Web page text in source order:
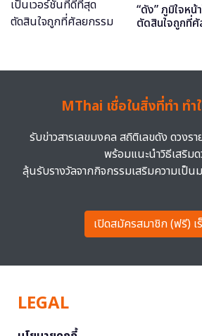
“ดัง” ภูมิใจหน้
ตัดสินใจถูกที่ศั
MThai เชื่อในสิ่งที่ทำ ทำ
รับข่าวสารเลขมงคล สถิติเลขดัง ดวงร
พร้อมแนะนำวิธีเสริม
ลุ้นรับรางวัลจากกิจกรรมเสริมความเป็น
เปิดสมัครสมาชิก (ฟรี) เ
LEGAL